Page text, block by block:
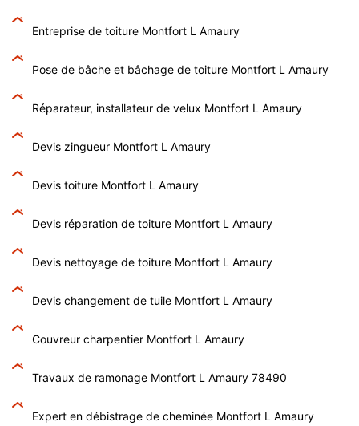
Entreprise de toiture Montfort L Amaury
Pose de bâche et bâchage de toiture Montfort L Amaury
Réparateur, installateur de velux Montfort L Amaury
Devis zingueur Montfort L Amaury
Devis toiture Montfort L Amaury
Devis réparation de toiture Montfort L Amaury
Devis nettoyage de toiture Montfort L Amaury
Devis changement de tuile Montfort L Amaury
Couvreur charpentier Montfort L Amaury
Travaux de ramonage Montfort L Amaury 78490
Expert en débistrage de cheminée Montfort L Amaury